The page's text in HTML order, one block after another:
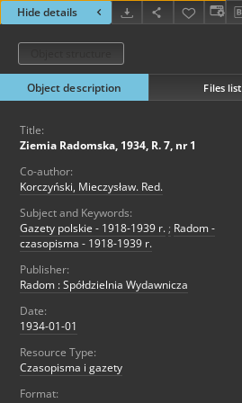
Hide details
Object description Files list
Title:
Ziemia Radomska, 1934, R. 7, nr 1
Co-author:
Korczyński, Mieczysław. Red.
Subject and Keywords:
Gazety polskie - 1918-1939 r. ; Radom -
czasopisma - 1918-1939 r.
Publisher:
Radom : Spółdzielnia Wydawnicza
Date:
1934-01-01
Resource Type:
Czasopisma i gazety
Format: